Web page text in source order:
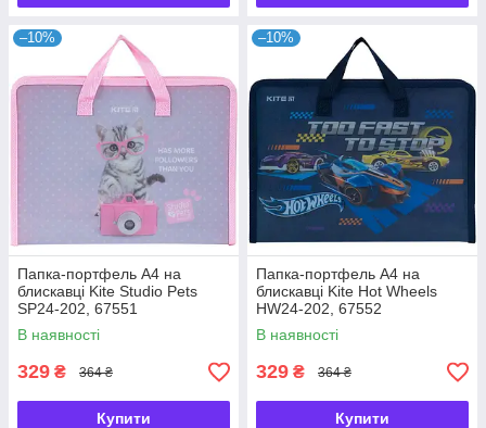
–10%
Папка-портфель А4 на
блискавці Kite Studio Pets
SP24-202, 67551
В наявності
329 ₴ 364 ₴
Купити
–10%
Папка-портфель А4 на
блискавці Kite Hot Wheels
HW24-202, 67552
В наявності
329 ₴ 364 ₴
Купити